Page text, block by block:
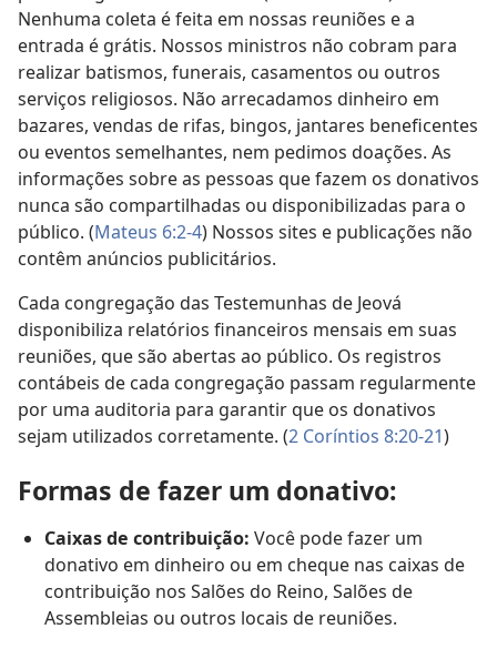
Nenhuma coleta é feita em nossas reuniões e a
entrada é grátis. Nossos ministros não cobram para
realizar batismos, funerais, casamentos ou outros
serviços religiosos. Não arrecadamos dinheiro em
bazares, vendas de rifas, bingos, jantares beneficentes
ou eventos semelhantes, nem pedimos doações. As
informações sobre as pessoas que fazem os donativos
nunca são compartilhadas ou disponibilizadas para o
público. (Mateus 6:2-4) Nossos sites e publicações não
contêm anúncios publicitários.
Cada congregação das Testemunhas de Jeová
disponibiliza relatórios financeiros mensais em suas
reuniões, que são abertas ao público. Os registros
contábeis de cada congregação passam regularmente
por uma auditoria para garantir que os donativos
sejam utilizados corretamente. (2 Coríntios 8:20-21)
Formas de fazer um donativo:
Caixas de contribuição: Você pode fazer um
donativo em dinheiro ou em cheque nas caixas de
contribuição nos Salões do Reino, Salões de
Assembleias ou outros locais de reuniões.